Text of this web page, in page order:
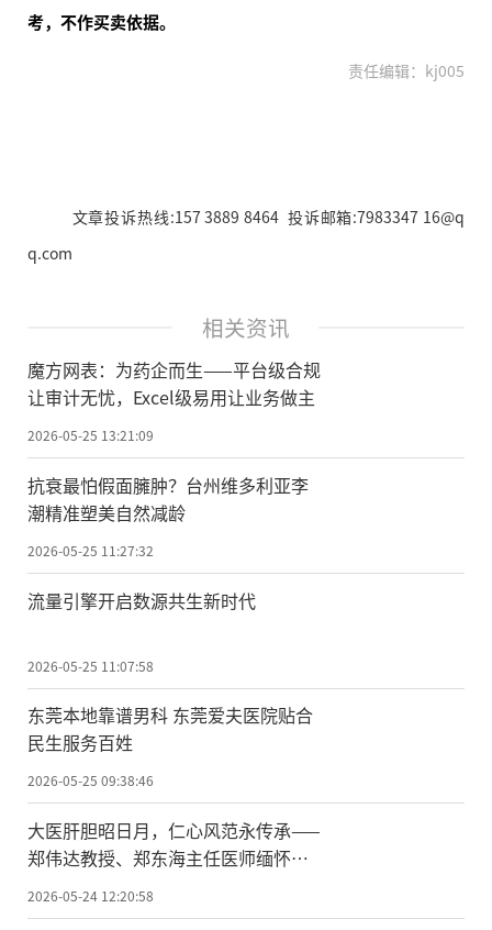
考，不作买卖依据。
责任编辑：kj005
文章投诉热线:157 3889 8464 投诉邮箱:7983347 16@q
q.com
相关资讯
魔方网表：为药企而生——平台级合规
让审计无忧，Excel级易用让业务做主
2026-05-25 13:21:09
抗衰最怕假面臃肿？台州维多利亚李
潮精准塑美自然减龄
2026-05-25 11:27:32
流量引擎开启数源共生新时代
2026-05-25 11:07:58
东莞本地靠谱男科 东莞爱夫医院贴合
民生服务百姓
2026-05-25 09:38:46
大医肝胆昭日月，仁心风范永传承——
郑伟达教授、郑东海主任医师缅怀吴
孟超院士逝世五周年
2026-05-24 12:20:58